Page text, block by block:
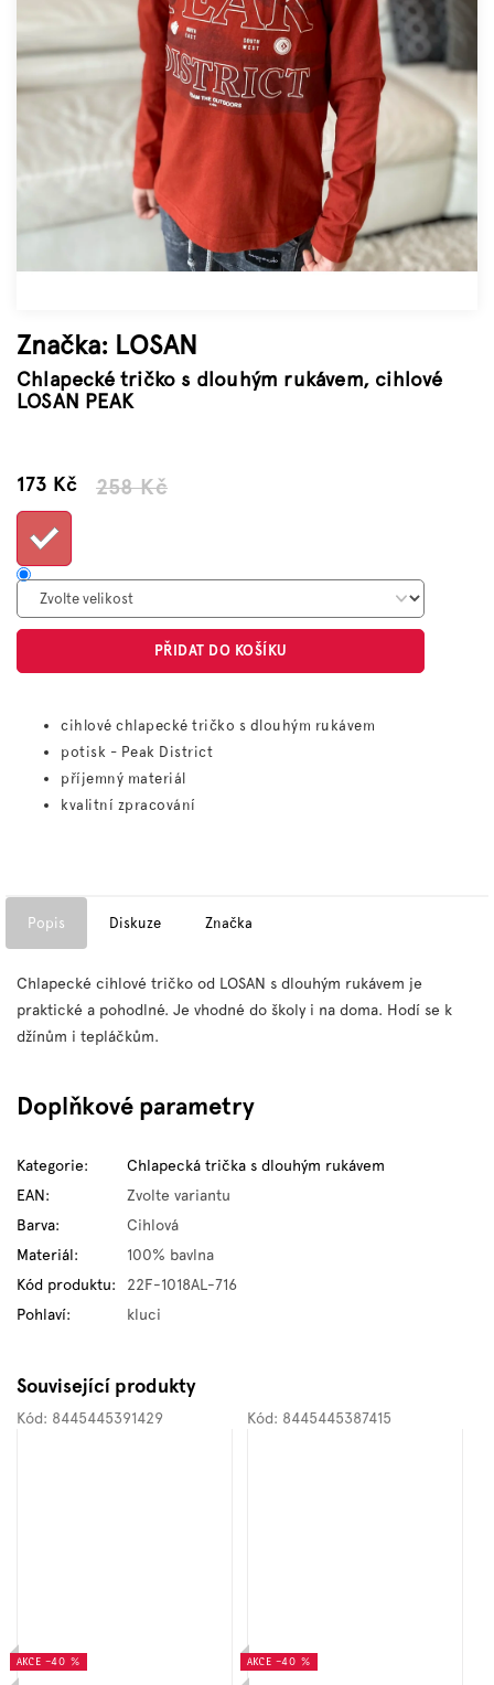
Měna
Přihlášení
Značka: LOSAN
Chlapecké tričko s dlouhým rukávem, cihlové
LOSAN PEAK
258 Kč
173 KčMěrná
PŘIDAT DO KOŠÍKU
cihlové chlapecké tričko s dlouhým rukávem
potisk - Peak District
příjemný materiál
kvalitní zpracování
Popis Diskuze Značka
Chlapecké cihlové tričko od LOSAN s dlouhým rukávem je
praktické a pohodlné. Je vhodné do školy i na doma. Hodí se k
džínům i tepláčkům.
Doplňkové parametry
Kategorie:
Chlapecká trička s dlouhým rukávem
EAN:
Zvolte variantu
Barva:
Cihlová
Materiál:
100% bavlna
Kód produktu:
22F-1018AL-716
Pohlaví: kluci
Související produkty
AKCE –40 %
Kód: 8445445391429
AKCE –40 %
Kód: 8445445387415